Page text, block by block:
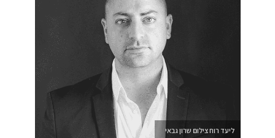
ליעד רוח צילום שרון גבאי